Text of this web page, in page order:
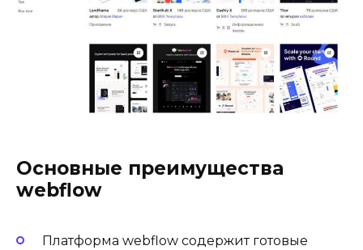
Основные преимущества
webflow
Платформа webflow содержит готовые